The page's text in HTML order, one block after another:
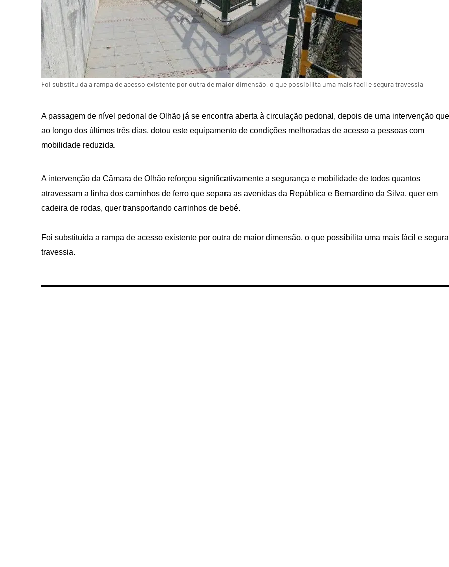
Foi substituída a rampa de acesso existente por outra de maior dimensão, o que possibilita uma mais fácil e segura travessia
A passagem de nível pedonal de Olhão já se encontra aberta à circulação pedonal, depois de uma intervenção
ao longo dos últimos três dias, dotou este equipamento de condições melhoradas de acesso a pessoas com
mobilidade reduzida.
A intervenção da Câmara de Olhão reforçou significativamente a segurança e mobilidade de todos quantos
atravessam a linha dos caminhos de ferro que separa as avenidas da República e Bernardino da Silva, quer em
cadeira de rodas, quer transportando carrinhos de bebé.
Foi substituída a rampa de acesso existente por outra de maior dimensão, o que possibilita uma mais fácil e segura
travessia.